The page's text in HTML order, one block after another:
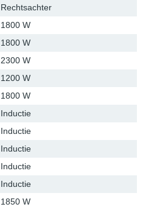
Rechtsachter
1800 W
1800 W
2300 W
1200 W
1800 W
Inductie
Inductie
Inductie
Inductie
Inductie
1850 W